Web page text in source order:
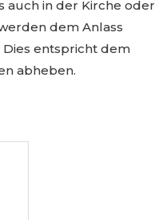
auch in der Kirche oder
dem Anlass
entspricht dem
abheben.